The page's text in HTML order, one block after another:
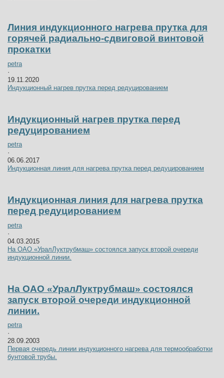
Линия индукционного нагрева прутка для
горячей радиально-сдвиговой винтовой
прокатки
petra
·
19.11.2020
Индукционный нагрев прутка перед редуцированием
Индукционный нагрев прутка перед
редуцированием
petra
·
06.06.2017
Индукционная линия для нагрева прутка перед редуцированием
Индукционная линия для нагрева прутка
перед редуцированием
petra
·
04.03.2015
На ОАО «УралЛуктрубмаш» состоялся запуск второй очереди
индукционной линии.
На ОАО «УралЛуктрубмаш» состоялся
запуск второй очереди индукционной
линии.
petra
·
28.09.2003
Первая очередь линии индукционного нагрева для термообработки
бунтовой трубы.